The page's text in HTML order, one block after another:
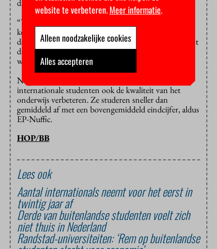
dat uiteindelijk 25 procent in Nederland zal blijven.
“We wisten het uit anekdotes”, zegt Weima, “en sinds
kort kunnen we het ook met cijfers aantonen. Er is in
de politiek veel discussie over internationalisering. Juist
daarom is het belangrijk om te laten zien dat het echt
wat opbrengt, ook in harde euro’s.”
Nog los van alle economische voordelen zouden
internationale studenten ook de kwaliteit van het
onderwijs verbeteren. Ze studeren sneller dan
gemiddeld af met een bovengemiddeld eindcijfer, aldus
EP-Nuffic.
HOP/BB
Lees ook
Aantal internationals neemt voor het eerst in
twintig jaar af
Derde van buitenlandse studenten voelt zich
niet thuis in Nederland
Randstad-universiteiten: ‘Rem op buitenlandse
website te verbeteren.Meer informatie.
Alleen noodzakelijke cookies
Alles accepteren